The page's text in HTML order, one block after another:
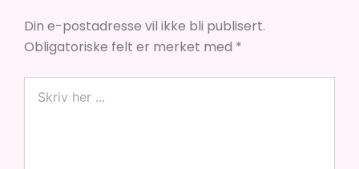
Din e-postadresse vil ikke bli publisert.
Obligatoriske felt er merket med *
her